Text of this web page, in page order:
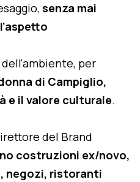
senza mai
per
di Campiglio,
e il valore culturale.
del Brand
costruzioni ex/novo,
negozi, ristoranti